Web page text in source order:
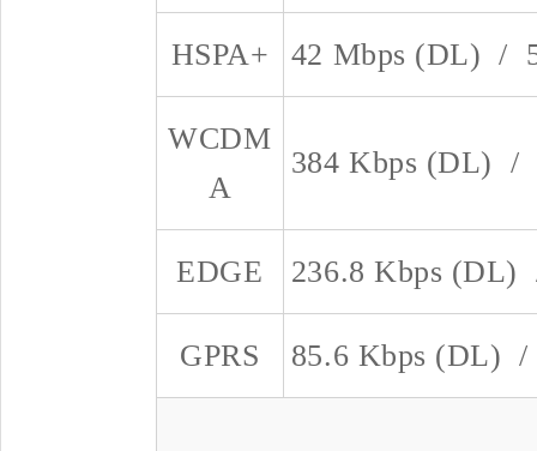
HSPA+ 42 Mbps (DL) /
WCDM
A
384 Kbps (DL) /
EDGE 236.8 Kbps
GPRS 85.6 Kbps (DL)